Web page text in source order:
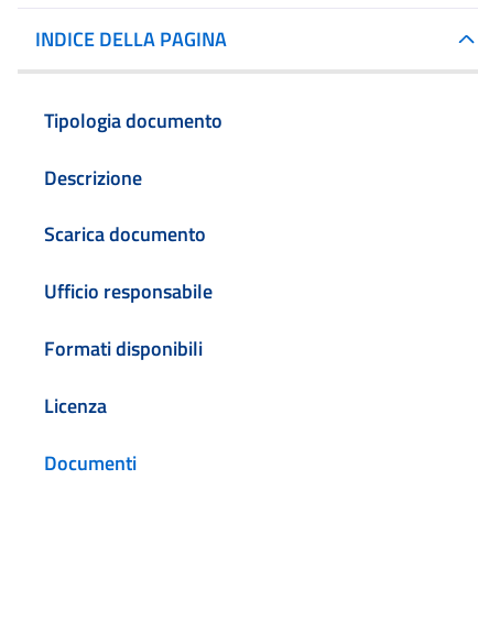
INDICE DELLA PAGINA
Tipologia documento
Descrizione
Scarica documento
Ufficio responsabile
Formati disponibili
Licenza
Documenti